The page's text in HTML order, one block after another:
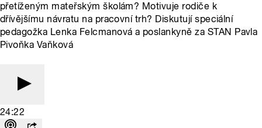
přetíženým mateřským školám? Motivuje rodiče k
dřívějšímu návratu na pracovní trh? Diskutují speciální
pedagožka Lenka Felcmanová a poslankyně za STAN Pavla
Pivoňka Vaňková
24:22